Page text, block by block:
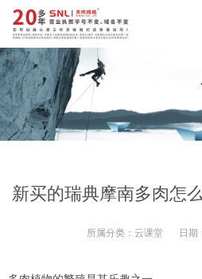
新买的瑞典摩南多肉怎
所属分类： 云课堂 日期